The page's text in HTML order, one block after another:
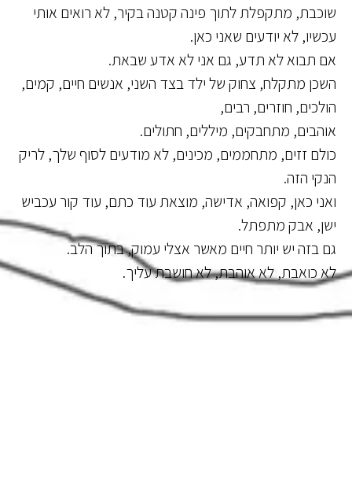
שוכבת, מתקפלת לתוך פינה קטנה בקיר, לא רואים אותי
עכשיו, לא יודעים שאני כאן.
אם תבוא לא תדע, גם אני לא אדע שבאת.
השכן מתקלח, צחוק של ילד בצד השני, אנשים חיים, קמים,
הולכים, חוזרים, רבים,
אוהבים, מתחבקים, מיללים, חתולים.
כולם זזים, מתחממים, מכינים, לא מודעים לסוף שלך, לריק
הנקי הזה.
ואני כאן, קפואה, אדישה, מוצאת עוד כתם, עוד קור עכביש
ישן, אבק מתפתל.
גם בזה יש יותר חיים מאשר אצלי עמוק, בתוך הלב.
לא כואבת, לא אוהבת, לא חושבת עליך.